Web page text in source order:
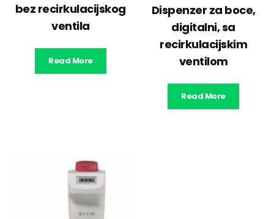
bez recirkulacijskog
ventila
Read More
Dispenzer za boce,
digitalni, sa
recirkulacijskim
ventilom
Read More